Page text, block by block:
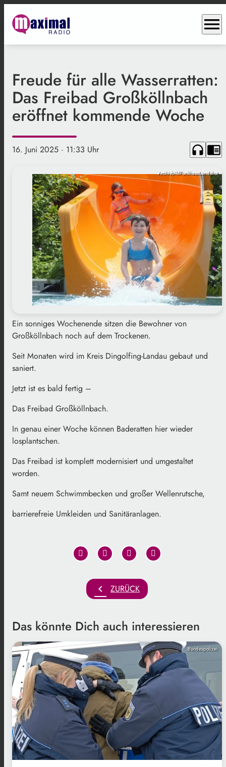
menu
Freude für alle Wasserratten:
Das Freibad Großköllnbach
eröffnet kommende Woche
16. Juni 2025 · 11:33 Uhr headphones chrome_reader_mode
ArchivbildFunkhausLandshut
Ein sonniges Wochenende sitzen die Bewohner von
Großköllnbach noch auf dem Trockenen.
Seit Monaten wird im Kreis Dingolfing-Landau gebaut und
saniert.
Jetzt ist es bald fertig –
Das Freibad Großköllnbach.
In genau einer Woche können Baderatten hier wieder
losplantschen.
Das Freibad ist komplett modernisiert und umgestaltet
worden.
Samt neuem Schwimmbecken und großer Wellenrutsche,
barrierefreie Umkleiden und Sanitäranlagen.
chevron_left ZURÜCK
Das könnte Dich auch interessieren
Bundespolizei